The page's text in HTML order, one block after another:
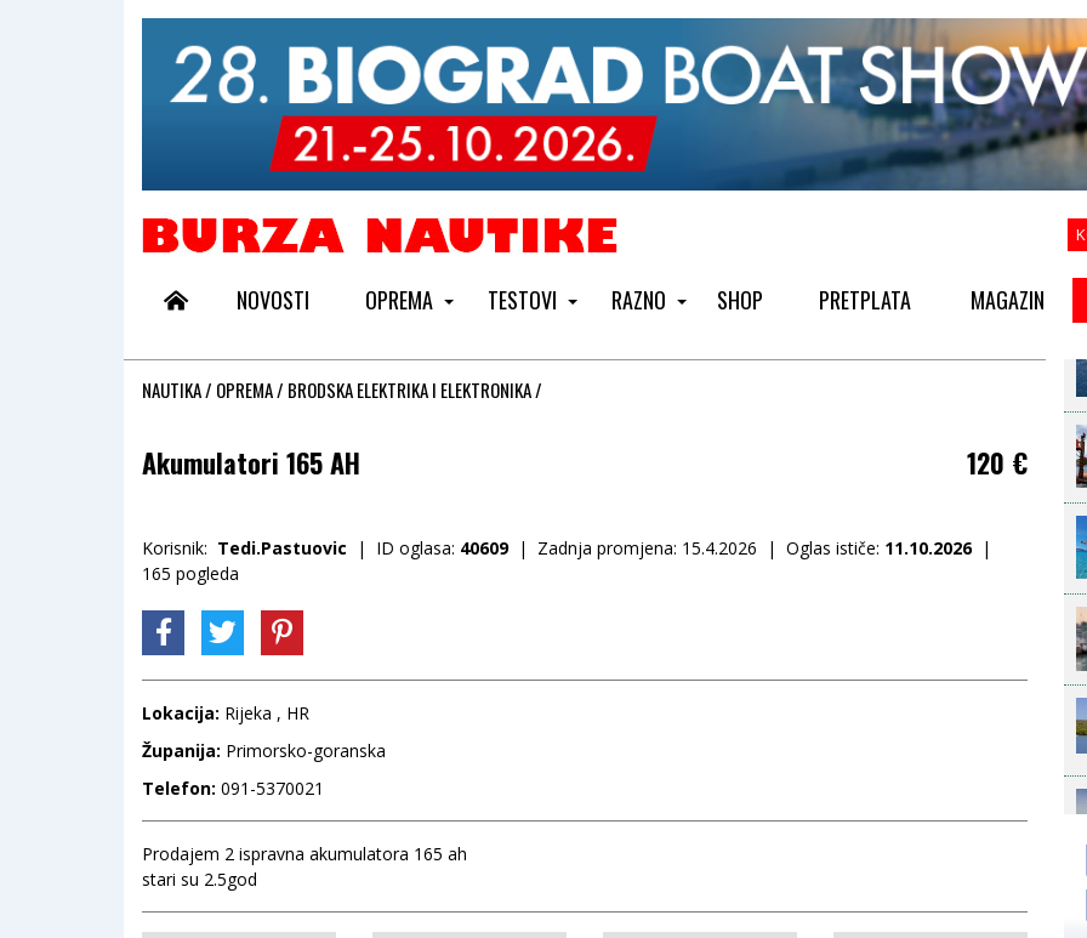
NOVOSTI OPREMA TESTOVI RAZNO SHOP PRETPLATA MAGAZIN
NAUTIKA/ OPREMA/ BRODSKA ELEKTRIKA I ELEKTRONIKA/
Akumulatori 165 AH 120 €
Korisnik: Tedi.Pastuovic | ID oglasa: 40609| Zadnja promjena: 15.4.2026 | Oglas ističe: 11.10.2026|
165 pogleda
Lokacija: Rijeka , HR
Županija: Primorsko-goranska
Telefon: 091-5370021
Prodajem 2 ispravna akumulatora 165 ah
stari su 2.5god